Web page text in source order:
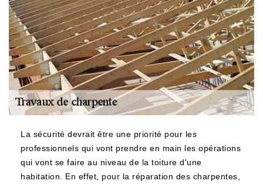
La sécurité devrait être une priorité pour les
professionnels qui vont prendre en main les opérations
qui vont se faire au niveau de la toiture d'une
habitation. En effet, pour la réparation des charpentes,